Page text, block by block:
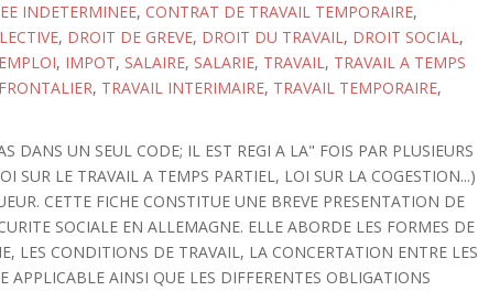
INDETERMINEE, CONTRAT DE TRAVAIL TEMPORAIRE,
, DROIT DE GREVE, DROIT DU TRAVAIL, DROIT SOCIAL,
EMPLOI, IMPOT, SALAIRE, SALARIE, TRAVAIL, TRAVAIL A TEMPS
, TRAVAIL INTERIMAIRE, TRAVAIL TEMPORAIRE,
DANS UN SEUL CODE; IL EST REGI A LA" FOIS PAR PLUSIEURS
SUR LE TRAVAIL A TEMPS PARTIEL, LOI SUR LA COGESTION...)
CETTE FICHE CONSTITUE UNE BREVE PRESENTATION DE
SOCIALE EN ALLEMAGNE. ELLE ABORDE LES FORMES DE
LES CONDITIONS DE TRAVAIL, LA CONCERTATION ENTRE LES
APPLICABLE AINSI QUE LES DIFFERENTES OBLIGATIONS